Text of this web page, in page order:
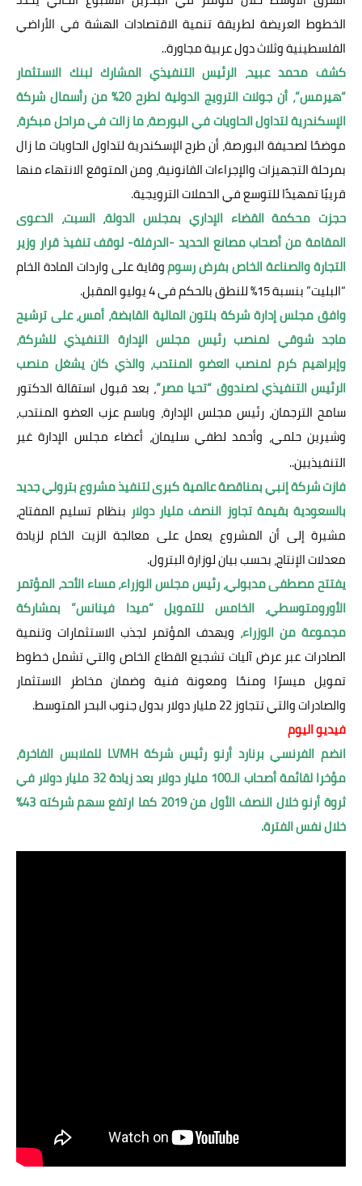
الخطوط العريضة لطريقة تنمية الاقتصادات الهشة في الأراضي
الفلسطينية وثلاث دول عربية مجاورة..
كشف محمد عبيد، الرئيس التنفيذي المشارك لبنك الاستثمار
“هيرمس”، أن جولات الترويج الدولية لطرح 20% من رأسمال شركة
الإسكندرية لتداول الحاويات في البورصة، ما زالت في مراحل مبكرة،
موضحًا لصحيفة البورصة، أن طرح الإسكندرية لتداول الحاويات ما زال
بمرحلة التجهيزات والإجراءات القانونية، ومن المتوقع الانتهاء منها
قريبًا تمهيدًا للتوسع في الحملات الترويجية.
حجزت محكمة القضاء الإداري بمجلس الدولة، السبت، الدعوى
المقامة من أصحاب مصانع الحديد -الدرفلة- لوقف تنفيذ قرار وزير
التجارة والصناعة الخاص بفرض رسوموقاية على واردات المادة الخام
“البليت” بنسبة 15% للنطق بالحكم في 4 يوليو المقبل.
وافق مجلس إدارة شركة بلتون المالية القابضة، أمس، على ترشيح
ماجد شوقي لمنصب رئيس مجلس الإدارة التنفيذي للشركة،
وإبراهيم كرم لمنصب العضو المنتدب، والذي كان يشغل منصب
الرئيس التنفيذي لصندوق “تحيا مصر”، بعد قبول استقالة الدكتور
سامح الترجمان، رئيس مجلس الإدارة، وباسم عزب العضو المنتدب،
وشيرين حلمي، وأحمد لطفي سليمان، أعضاء مجلس الإدارة غير
التنفيذيين..
فازت شركة إنبي بمناقصة عالمية كبرى لتنفيذ مشروع بترولي جديد
بالسعودية بقيمة تجاوز النصف مليار دولار بنظام تسليم المفتاح،
مشيرة إلى أن المشروع يعمل على معالجة الزيت الخام لزيادة
معدلات الإنتاج، بحسب بيان لوزارة البترول.
يفتتح مصطفى مدبولي، رئيس مجلس الوزراء، مساء الأحد، المؤتمر
الأورومتوسطي، الخامس للتمويل “ميدا فينانس” بمشاركة
مجموعة من الوزراء، ويهدف المؤتمر لجذب الاستثمارات وتنمية
الصادرات عبر عرض آليات تشجيع القطاع الخاص والتي تشمل خطوط
تمويل ميسرًا ومنحًا ومعونة فنية وضمان مخاطر الاستثمار
والصادرات والتي تتجاوز 22 مليار دولار بدول جنوب البحر المتوسط.
فيديو اليوم
انضم الفرنسي برنارد أرنو رئيس شركة LVMH للملابس الفاخرة،
مؤخرا لقائمة أصحاب الـ100 مليار دولار بعد زيادة 32 مليار دولار في
ثروة أرنو خلال النصف الأول من 2019 كما ارتفع سهم شركته 43%
خلال نفس الفترة.